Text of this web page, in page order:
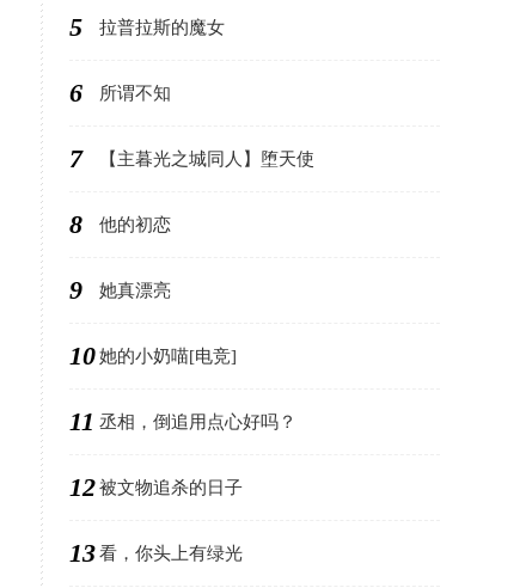
5 拉普拉斯的魔女
6 所谓不知
7 【主暮光之城同人】堕天使
8 他的初恋
9 她真漂亮
10她的小奶喵[电竞]
11 丞相，倒追用点心好吗？
12被文物追杀的日子
13看，你头上有绿光